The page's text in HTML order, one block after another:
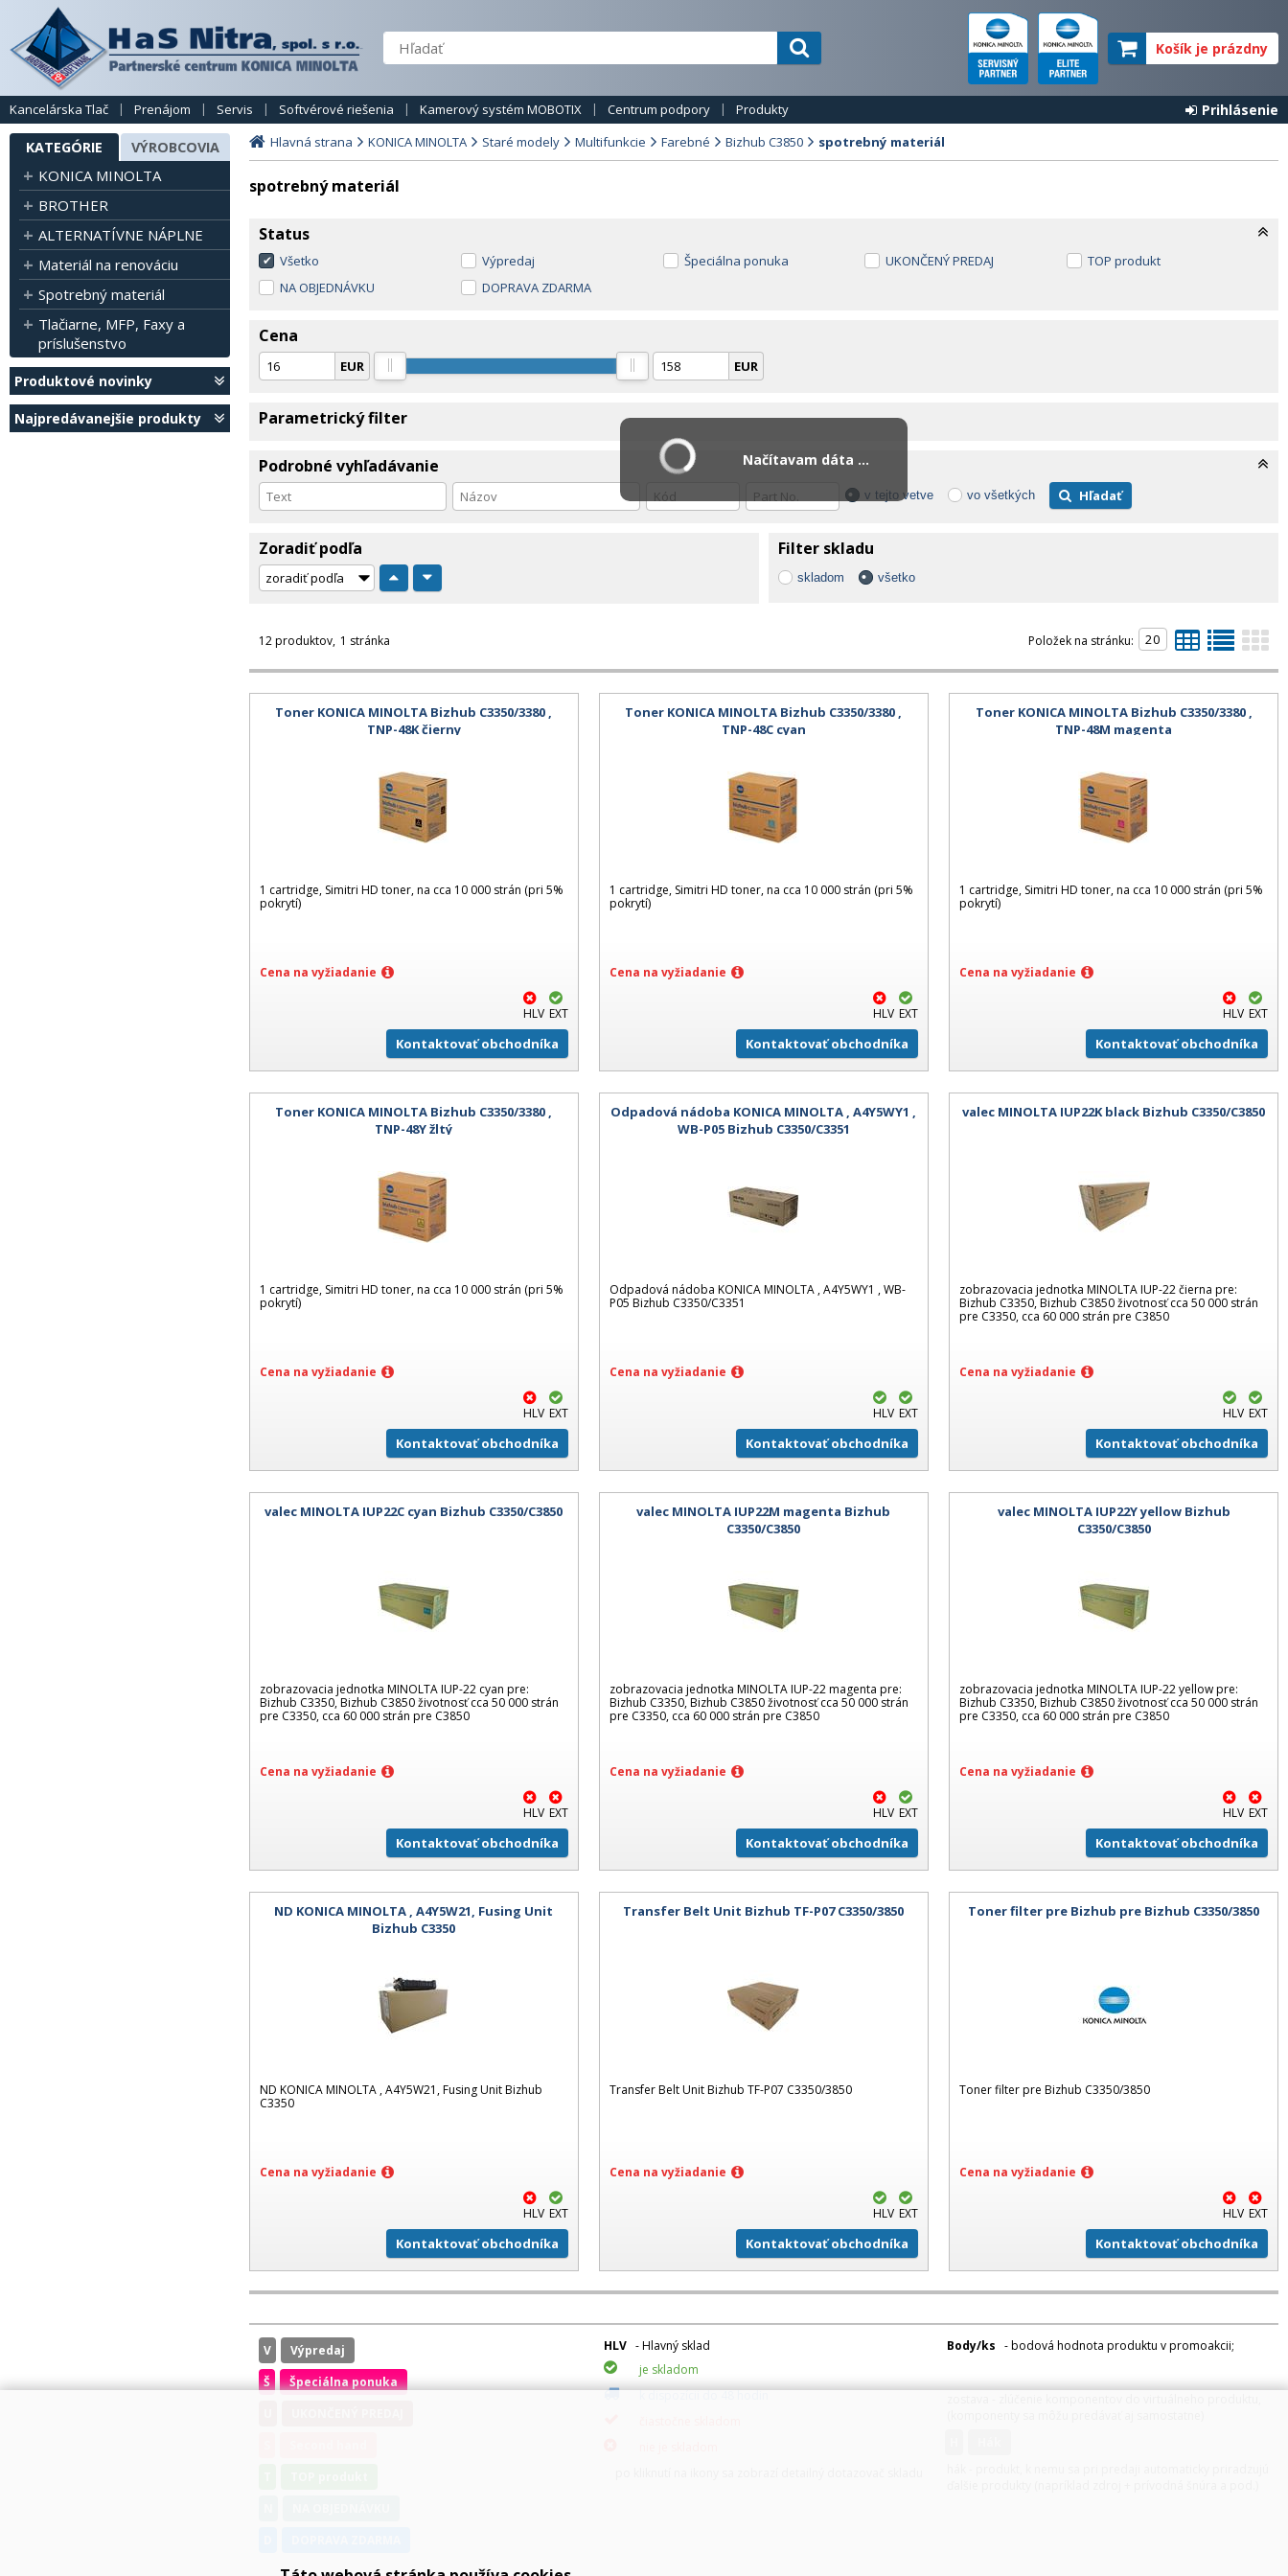
Košík je prázdny
Kancelárska Tlač Prenájom Servis Softvérové riešenia Kamerový systém MOBOTIX Centrum podpory Produkty Prihlásenie
KATEGÓRIE VÝROBCOVIA
KONICA MINOLTA
BROTHER
ALTERNATÍVNE NÁPLNE
Materiál na renováciu
Spotrebný materiál
Tlačiarne, MFP, Faxy a
príslušenstvo
Produktové novinky
Najpredávanejšie produkty
Hlavná strana KONICA MINOLTA Staré modely Multifunkcie Farebné Bizhub C3850 spotrebný materiál
spotrebný materiál
Status
Všetko Výpredaj Špeciálna ponuka UKONČENÝ PREDAJ
TOP produkt
NA OBJEDNÁVKU
DOPRAVA ZDARMA
Cena
EUR EUR
Parametrický filter
Podrobné vyhľadávanie
v tejto vetve vo všetkých Hľadať
Zoradiť podľa Filter skladu
skladom všetko
12 produktov 1 stránka Položek na stránku:
Toner KONICA MINOLTA Bizhub C3350/3380 ,
TNP-48K čierny
1 cartridge, Simitri HD toner, na cca 10 000 strán (pri 5%
pokrytí)
Cena na vyžiadanie
HLV EXT
Kontaktovať obchodníka
Toner KONICA MINOLTA Bizhub C3350/3380 ,
TNP-48C cyan
1 cartridge, Simitri HD toner, na cca 10 000 strán (pri 5%
pokrytí)
Cena na vyžiadanie
HLV EXT
Kontaktovať obchodníka
Toner KONICA MINOLTA Bizhub C3350/3380 ,
TNP-48M magenta
1 cartridge, Simitri HD toner, na cca 10 000 strán (pri 5%
pokrytí)
Cena na vyžiadanie
HLV EXT
Kontaktovať obchodníka
Toner KONICA MINOLTA Bizhub C3350/3380 ,
TNP-48Y žltý
1 cartridge, Simitri HD toner, na cca 10 000 strán (pri 5%
pokrytí)
Cena na vyžiadanie
HLV EXT
Kontaktovať obchodníka
Odpadová nádoba KONICA MINOLTA , A4Y5WY1 ,
WB-P05 Bizhub C3350/C3351
Odpadová nádoba KONICA MINOLTA , A4Y5WY1 , WB-
P05 Bizhub C3350/C3351
Cena na vyžiadanie
HLV EXT
Kontaktovať obchodníka
valec MINOLTA IUP22K black Bizhub C3350/C3850
zobrazovacia jednotka MINOLTA IUP-22 čierna pre:
Bizhub C3350, Bizhub C3850 životnosť cca 50 000 strán
pre C3350, cca 60 000 strán pre C3850
Cena na vyžiadanie
HLV EXT
Kontaktovať obchodníka
valec MINOLTA IUP22C cyan Bizhub C3350/C3850
zobrazovacia jednotka MINOLTA IUP-22 cyan pre:
Bizhub C3350, Bizhub C3850 životnosť cca 50 000 strán
pre C3350, cca 60 000 strán pre C3850
Cena na vyžiadanie
HLV EXT
Kontaktovať obchodníka
valec MINOLTA IUP22M magenta Bizhub
C3350/C3850
zobrazovacia jednotka MINOLTA IUP-22 magenta pre:
Bizhub C3350, Bizhub C3850 životnosť cca 50 000 strán
pre C3350, cca 60 000 strán pre C3850
Cena na vyžiadanie
HLV EXT
Kontaktovať obchodníka
valec MINOLTA IUP22Y yellow Bizhub
C3350/C3850
zobrazovacia jednotka MINOLTA IUP-22 yellow pre:
Bizhub C3350, Bizhub C3850 životnosť cca 50 000 strán
pre C3350, cca 60 000 strán pre C3850
Cena na vyžiadanie
HLV EXT
Kontaktovať obchodníka
ND KONICA MINOLTA , A4Y5W21, Fusing Unit
Bizhub C3350
ND KONICA MINOLTA , A4Y5W21, Fusing Unit Bizhub
C3350
Cena na vyžiadanie
HLV EXT
Kontaktovať obchodníka
Transfer Belt Unit Bizhub TF-P07 C3350/3850
Transfer Belt Unit Bizhub TF-P07 C3350/3850
Cena na vyžiadanie
HLV EXT
Kontaktovať obchodníka
Toner filter pre Bizhub pre Bizhub C3350/3850
Toner filter pre Bizhub C3350/3850
Cena na vyžiadanie
HLV EXT
Kontaktovať obchodníka
V
Výpredaj
Š
Špeciálna ponuka
HLV - Hlavný sklad
je skladom
k dispozícii do 48 hodin
Body/ks - bodová hodnota produktu v promoakcii;
Načítavam dáta ...